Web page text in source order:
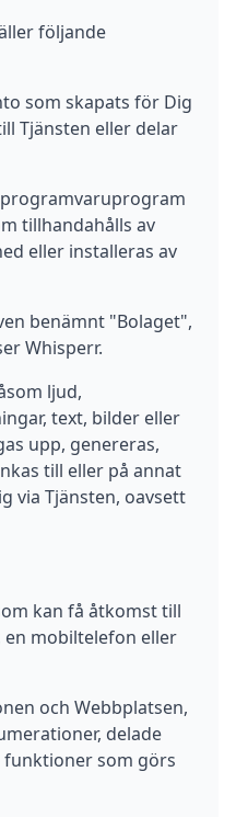
följande
som skapats för Dig
Tjänsten eller delar
tillhandahålls av
eller installeras av
benämnt "Bolaget",
Whisperr.
ljud,
text, bilder eller
upp, genereras,
till eller på annat
via Tjänsten, oavsett
kan få åtkomst till
en mobiltelefon eller
och Webbplatsen,
delade
som görs